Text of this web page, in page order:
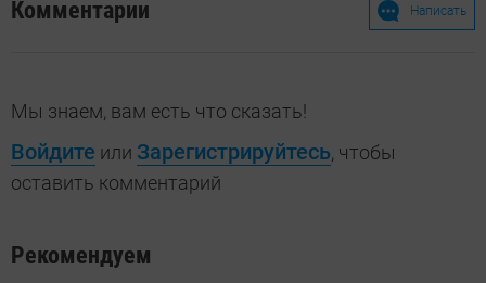
Комментарии Написать
Мы знаем, вам есть что сказать!
Войдите или Зарегистрируйтесь, чтобы
оставить комментарий
Рекомендуем